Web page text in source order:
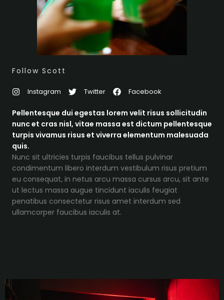
Follow Scott
Instagram Twitter Facebook
Pellentesque dui egestas lorem velit risus sollicitudin
nunc et cras nisl, vitae massa est dictum pellentesque
turpis vivamus risus et viverra elementum malesuada
quis.
Nunc sit ultricies turpis faucibus tellus pulvinar
condimentum libero interdum vestibulum risus pretium
eu consequat, in netus arcu massa cursus arcu, sit ante
ut lectus massa augue tincidunt iaculis feugiat
penatibus consectetur risus amet interdum sed
ullamcorper faucibus iaculis at.